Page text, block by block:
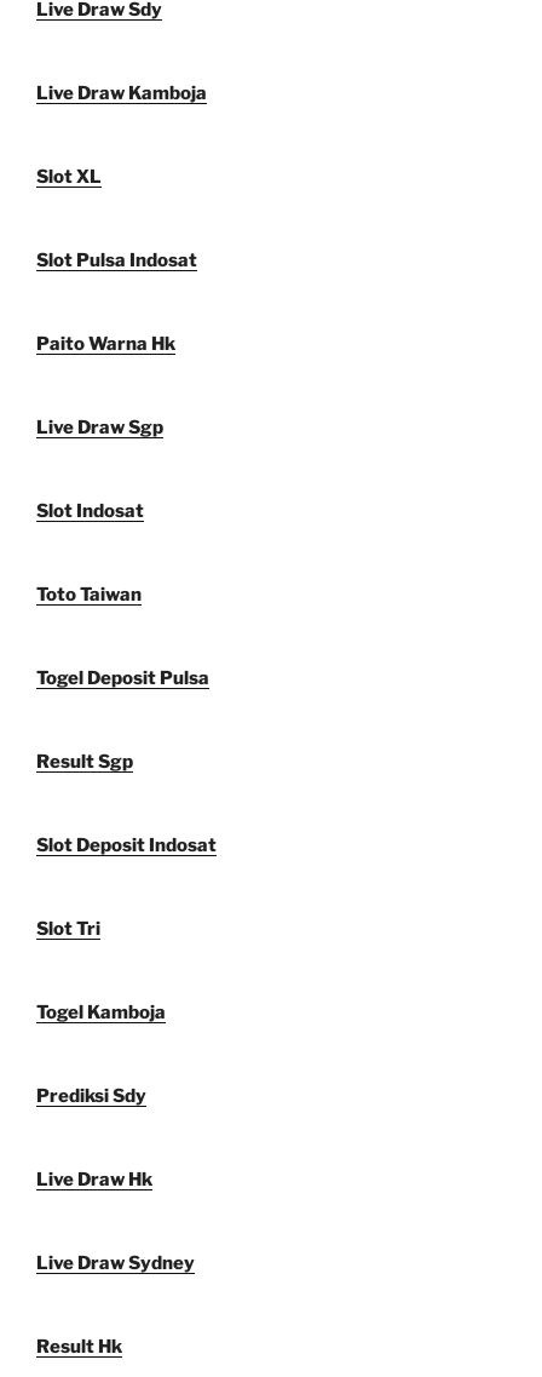
Live Draw Sdy
Live Draw Kamboja
Slot XL
Slot Pulsa Indosat
Paito Warna Hk
Live Draw Sgp
Slot Indosat
Toto Taiwan
Togel Deposit Pulsa
Result Sgp
Slot Deposit Indosat
Slot Tri
Togel Kamboja
Prediksi Sdy
Live Draw Hk
Live Draw Sydney
Result Hk